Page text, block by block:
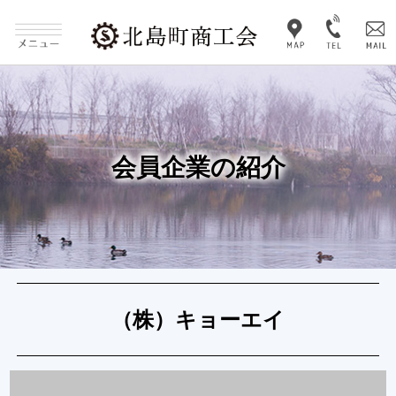
会員企業の紹介
（株）キョーエイ